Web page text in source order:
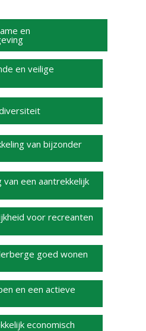
een aantrekkelijk
voor recreanten
goed wonen
en een actieve
economisch
en
en veilige
van bijzonder